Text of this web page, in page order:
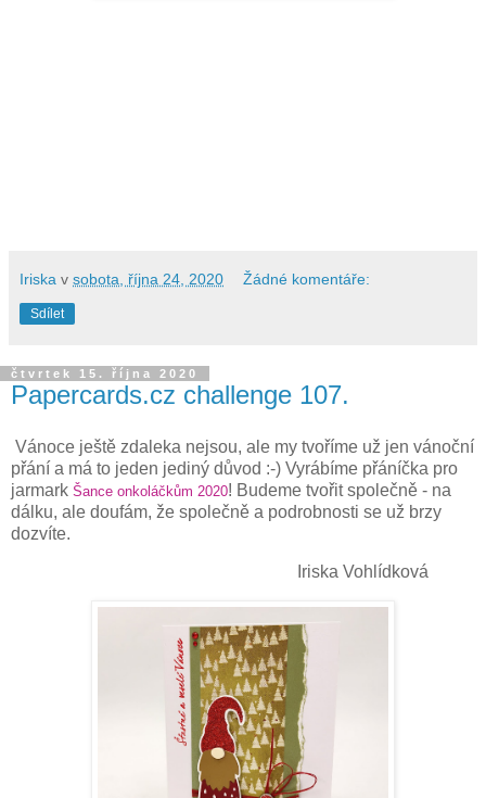
Iriska v sobota, října 24, 2020 Žádné komentáře:
Sdílet
čtvrtek 15. října 2020
Papercards.cz challenge 107.
Vánoce ještě zdaleka nejsou, ale my tvoříme už jen vánoční
přání a má to jeden jediný důvod :-) Vyrábíme přáníčka pro
jarmark Šance onkoláčkům 2020! Budeme tvořit společně - na
dálku, ale doufám, že společně a podrobnosti se už brzy
dozvíte.
Iriska Vohlídková